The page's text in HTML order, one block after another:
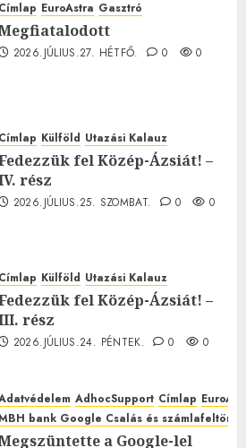
Címlap EuroAstra Gasztró
2026.JÚLIUS.27. HÉTFŐ. 0 0
Címlap Külföld Utazási Kalauz
fel Közép-Ázsiát! –
rész
2026.JÚLIUS.25. SZOMBAT. 0 0
Címlap Külföld Utazási Kalauz
fel Közép-Ázsiát! –
rész
2026.JÚLIUS.24. PÉNTEK. 0 0
AdhocSupport Címlap
bank Google Csalás és
a Google-lel